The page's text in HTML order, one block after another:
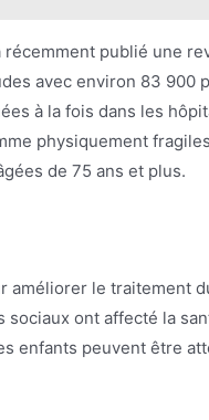
publié une
avec environ 83
à la fois dans les
physiquement
de 75 ans et plus.
le traitement
ont affecté la
enfants peuvent être